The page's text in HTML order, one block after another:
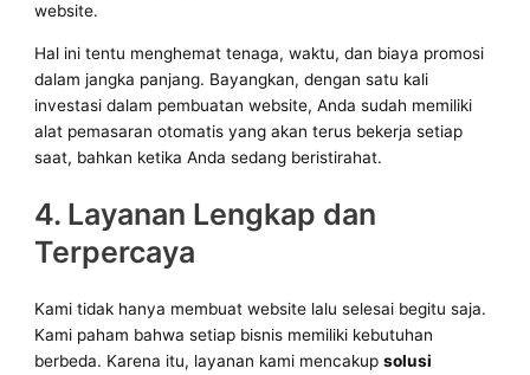
website.
Hal ini tentu menghemat tenaga, waktu, dan biaya promosi
dalam jangka panjang. Bayangkan, dengan satu kali
investasi dalam pembuatan website, Anda sudah memiliki
alat pemasaran otomatis yang akan terus bekerja setiap
saat, bahkan ketika Anda sedang beristirahat.
4. Layanan Lengkap dan
Terpercaya
Kami tidak hanya membuat website lalu selesai begitu saja.
Kami paham bahwa setiap bisnis memiliki kebutuhan
berbeda. Karena itu, layanan kami mencakupsolusi